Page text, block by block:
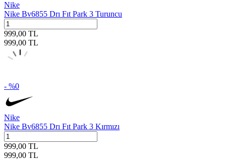
Nike
Nike Bv6855 Drı Fıt Park 3 Turuncu
999,00 TL
999,00 TL
- %0
Nike
Nike Bv6855 Drı Fıt Park 3 Kırmızı
999,00 TL
999,00 TL